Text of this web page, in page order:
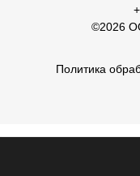
©2026
Политика